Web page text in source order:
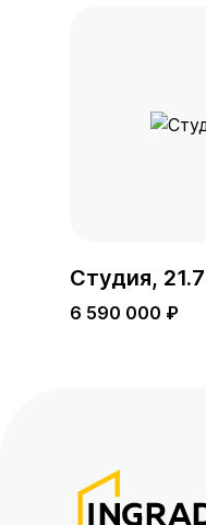
Студия,
6 590 000 ₽